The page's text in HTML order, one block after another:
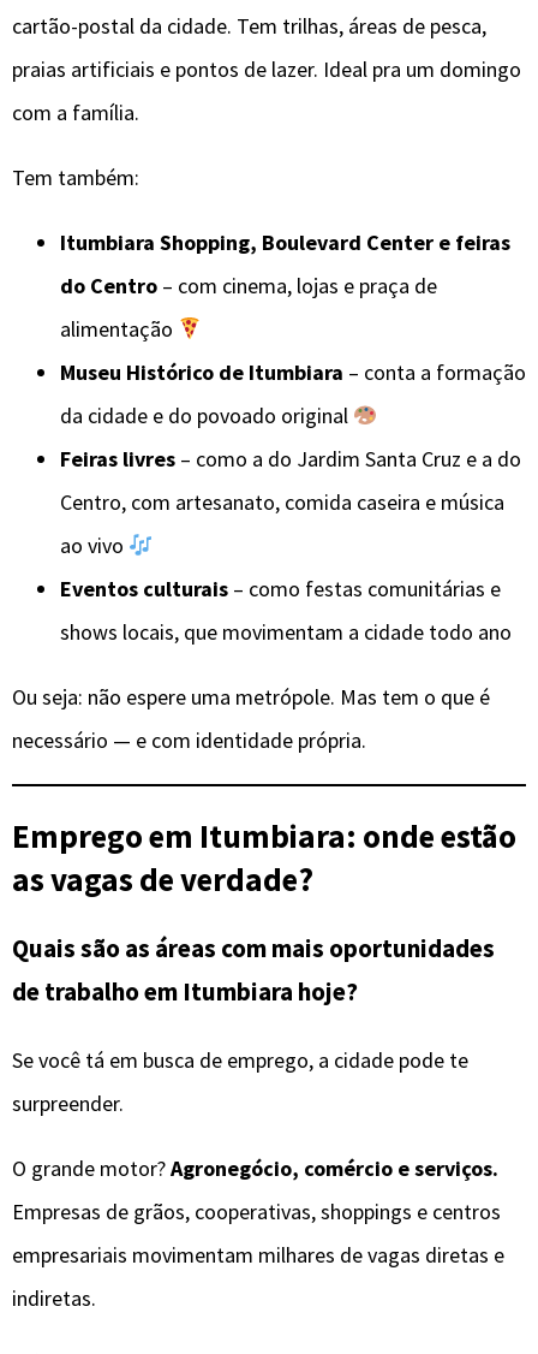
cartão-postal da cidade. Tem trilhas, áreas de pesca,
praias artificiais e pontos de lazer. Ideal pra um domingo
com a família.
Tem também:
Itumbiara Shopping, Boulevard Center e feiras
do Centro – com cinema, lojas e praça de
alimentação
Museu Histórico de Itumbiara – conta a formação
da cidade e do povoado original
Feiras livres – como a do Jardim Santa Cruz e a do
Centro, com artesanato, comida caseira e música
ao vivo
Eventos culturais – como festas comunitárias e
shows locais, que movimentam a cidade todo ano
Ou seja: não espere uma metrópole. Mas tem o que é
necessário — e com identidade própria.
Emprego em Itumbiara: onde estão
as vagas de verdade?
Quais são as áreas com mais oportunidades
de trabalho em Itumbiara hoje?
Se você tá em busca de emprego, a cidade pode te
surpreender.
O grande motor?Agronegócio, comércio e serviços.
Empresas de grãos, cooperativas, shoppings e centros
empresariais movimentam milhares de vagas diretas e
indiretas.